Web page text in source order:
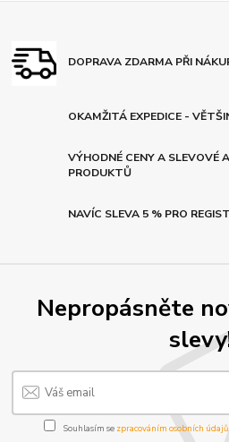
DOPRAVA ZDARMA PŘI
OKAMŽITÁ EXPEDICE -
VÝHODNÉ CENY A SLEVOVÉ
PRODUKTŮ
NAVÍC SLEVA 5 % PRO
Nepropásněte
Souhlasím se zpracováním osobních údajů